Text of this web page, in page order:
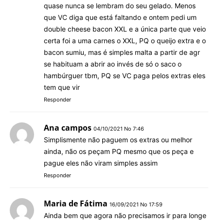
quase nunca se lembram do seu gelado. Menos
que VC diga que está faltando e ontem pedi um
double cheese bacon XXL e a única parte que veio
certa foi a uma carnes o XXL, PQ o queijo extra e o
bacon sumiu, mas é simples malta a partir de agr
se habituam a abrir ao invés de só o saco o
hambúrguer tbm, PQ se VC paga pelos extras eles
tem que vir
Responder
Ana campos 04/10/2021 No 7:46
Simplismente não paguem os extras ou melhor
ainda, não os peçam PQ mesmo que os peça e
pague eles não viram simples assim
Responder
Maria de Fátima 16/09/2021 No 17:59
Ainda bem que agora não precisamos ir para longe